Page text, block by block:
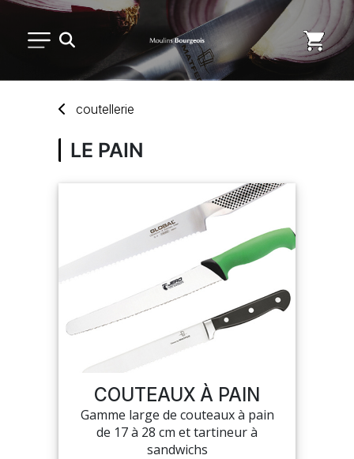
USAGE UNIQUE
DISTRIBUTION DE REPAS
MON COMPTE
MES LISTES
coutellerie
LE PAIN
COUTEAUX À PAIN
Gamme large de couteaux à pain
de 17 à 28 cm et tartineur à
sandwichs